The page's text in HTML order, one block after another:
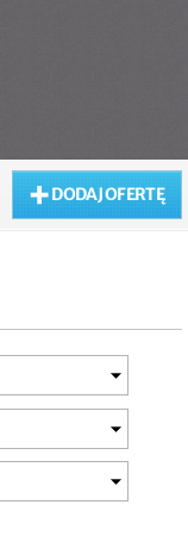
DODAJ OFERTĘ